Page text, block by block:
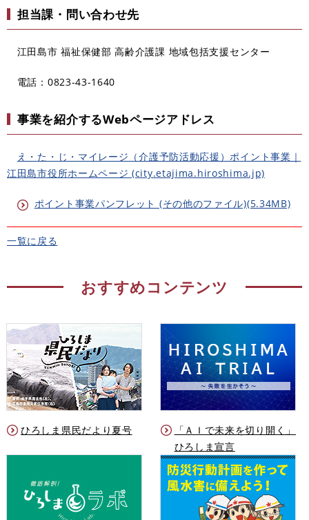
担当課・問い合わせ先
江田島市 福祉保健部 高齢介護課 地域包括支援センター
電話：0823-43-1640
事業を紹介するWebページアドレス
え・た・じ・マイレージ（介護予防活動応援）ポイント事業｜
江田島市役所ホームページ (city.etajima.hiroshima.jp)
ポイント事業パンフレット (その他のファイル)(5.34MB)
一覧に戻る
おすすめコンテンツ
ひろしま県民だより夏号
「ＡＩで未来を切り開く」
ひろしま宣言